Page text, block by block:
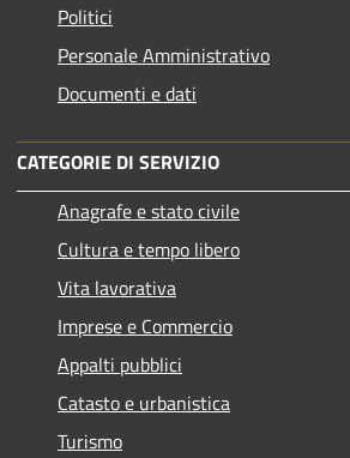
Politici
Personale Amministrativo
Documenti e dati
CATEGORIE DI SERVIZIO
Anagrafe e stato civile
Cultura e tempo libero
Vita lavorativa
Imprese e Commercio
Appalti pubblici
Catasto e urbanistica
Turismo